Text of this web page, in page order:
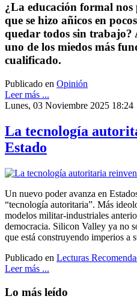
¿La educación formal
que se hizo añicos en
quedar todos sin trabajo?
uno de los miedos más
cualificado.
Publicado en Opinión
Leer más ...
Lunes, 03 Noviembre 2025 18:24
La tecnología
Estado
Un nuevo poder avanza en
“tecnología autoritaria”. Más
modelos militar-industriales
democracia. Silicon Valley ya no
que está construyendo imperios a
Publicado en Lecturas
Leer más ...
Lo más leído